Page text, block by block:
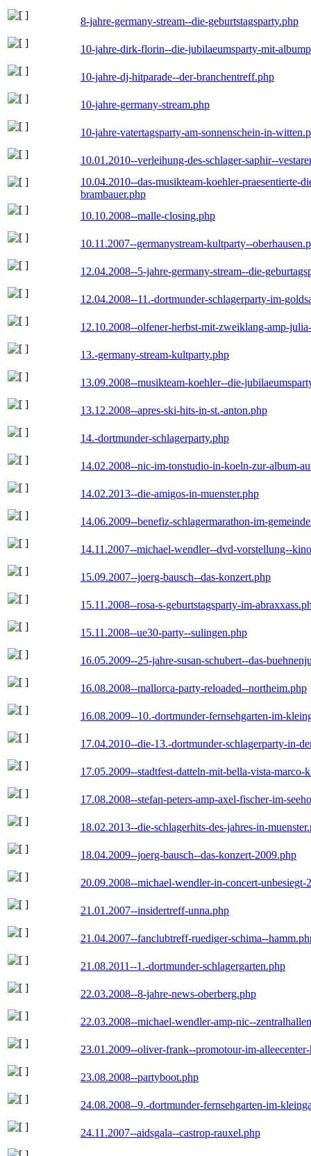
8-jahre-germany-stream--die-geburtstagsparty.php
10-jahre-dirk-florin--die-jubilaeumsparty-mit-
10-jahre-dj-hitparade--der-branchentreff.php
10-jahre-germany-stream.php
10-jahre-vatertagsparty-am-sonnenschein-in-
10.01.2010--verleihung-des-schlager-saphir--
10.04.2010--das-musikteam-koehler-praesentierte-
brambauer.php
10.10.2008--malle-closing.php
10.11.2007--germanystream-kultparty--
12.04.2008--5-jahre-germany-stream--die-
12.04.2008--11.-dortmunder-schlagerparty-im-
12.10.2008--olfener-herbst-mit-zweiklang-amp-
13.-germany-stream-kultparty.php
13.09.2008--musikteam-koehler--die-
13.12.2008--apres-ski-hits-in-st.-anton.php
14.-dortmunder-schlagerparty.php
14.02.2008--nic-im-tonstudio-in-koeln-zur-album-
14.02.2013--die-amigos-in-muenster.php
14.06.2009--benefiz-schlagermarathon-im-
14.11.2007--michael-wendler--dvd-vorstellung--
15.09.2007--joerg-bausch--das-konzert.php
15.11.2008--rosa-s-geburtstagsparty-im-
15.11.2008--ue30-party--sulingen.php
16.05.2009--25-jahre-susan-schubert--das-
16.08.2008--mallorca-party-reloaded--northeim.php
16.08.2009--10.-dortmunder-fernsehgarten-im-
17.04.2010--die-13.-dortmunder-schlagerparty-in-
17.05.2009--stadtfest-datteln-mit-bella-vista-marco-
17.08.2008--stefan-peters-amp-axel-fischer-im-
18.02.2013--die-schlagerhits-des-jahres-in-
18.04.2009--joerg-bausch--das-konzert-2009.php
20.09.2008--michael-wendler-in-concert-unbesiegt-
21.01.2007--insidertreff-unna.php
21.04.2007--fanclubtreff-ruediger-schima--
21.08.2011--1.-dortmunder-schlagergarten.php
22.03.2008--8-jahre-news-oberberg.php
22.03.2008--michael-wendler-amp-nic--
23.01.2009--oliver-frank--promotour-im-
23.08.2008--partyboot.php
24.08.2008--9.-dortmunder-fernsehgarten-im-
24.11.2007--aidsgala--castrop-rauxel.php